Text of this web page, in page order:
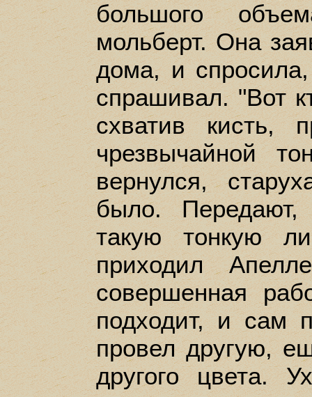
большого
мольберт. Она
дома, и спросила,
спрашивал. "Вот
схватив кисть,
чрезвычайной
вернулся,
было. Передают,
такую тонкую
приходил
совершенная
подходит, и сам
провел другую,
другого цвета.